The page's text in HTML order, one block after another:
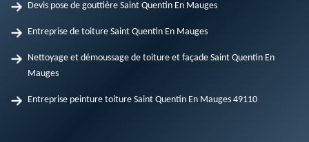
Devis pose de gouttière Saint Quentin En Mauges
Entreprise de toiture Saint Quentin En Mauges
Nettoyage et démoussage de toiture et façade Saint Quentin En
Mauges
Entreprise peinture toiture Saint Quentin En Mauges 49110